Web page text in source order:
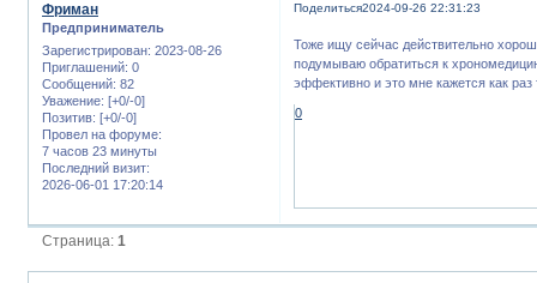
Поделиться2024-09-26 22:31:23
Фриман
Предприниматель
Зарегистрирован: 2023-08-26
Приглашений: 0
Сообщений: 82
Уважение: [+0/-0]
Позитив: [+0/-0]
Провел на форуме:
7 часов 23 минуты
Последний визит:
2026-06-01 17:20:14
Тоже ищу сейчас действительно
подумываю обратиться к
эффективно и это мне кажется как
0
Страница:1